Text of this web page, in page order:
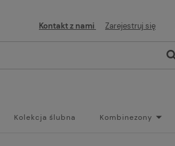
Kontakt z nami Zarejestruj się
Kolekcja ślubna Kombinezony